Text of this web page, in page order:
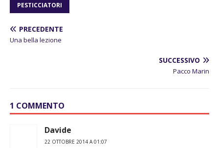
PESTICCIATORI
PRECEDENTE
Una bella lezione
SUCCESSIVO
Pacco Marin
1 COMMENTO
Davide
22 OTTOBRE 2014 A 01:07